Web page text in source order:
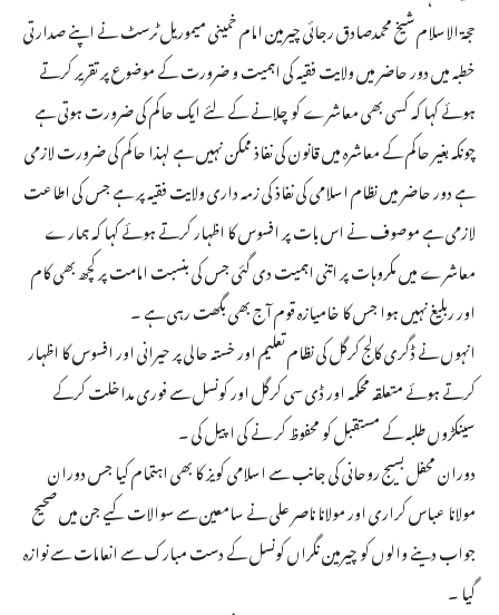
حجۃ الاسلام شیخ محمدصادق رجائی چیرمین امام خمینی میموریل ٹرسٹ نے اپنے صدارتی
خطبہ میں دور حاضر میں ولایت فقیہ کی اہمیت و ضرورت کے موضوع پر تقریر کرتے
ہوئے کہا کہ کسی بھی معاشرے کو چلانے کے لئے ایک حاکم کی ضرورت ہوتی ہے
چونکہ بغیر حاکم کے معاشرہ میں قانون کی نفاذ ممکن نہیں ہے لہذا حاکم کی ضرورت لازمی
ہے دور حاضر میں نظام اسلامی کی نفاذ کی زمہ داری ولایت فقیہ پر ہے جس کی اطاعت
لازمی ہے موصوف نے اس بات پر افسوس کا اظہار کرتے ہوئے کہا کہ ہمارے
معاشرے میں مکروہات پر اتنی اہمیت دی گئی جس کی بنسبت امامت پر کچھ بھی کام
اور ربلیغ نہیں ہوا جس کا خامیازہ قوم آج بھی بگھت رہی ہے ۔
انہوں نے ڈگری کالج کرگل کی نظام تعلیم اور خستہ حالی پر حیرانی اور افسوس کا اظہار
کرتے ہوئے متعلقہ محکمہ اور ڈی سی کرگل اور کونسل سے فوری مداخلت کرکے
سینکڑوں طلبہ کے مستقبل کو محفوظ کر نے کی اپیل کی ۔
دوران محفل بسیج روحانی کی جانب سے اسلامی کویز کا بھی اہتمام کیا جس دوران
مولانا عباس کراری اور مولانا ناصر علی نے سامعین سے سوالات کیے جن میں صحیح
جواب دینے والوں کو چیرمین نگراں کونسل کے دست مبارک سے انعامات سے نوازہ
گیا ۔